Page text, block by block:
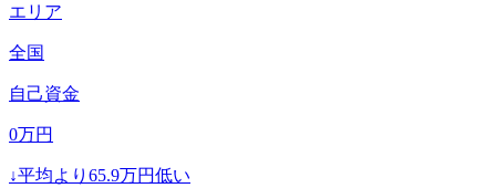
エリア
全国
自己資金
0万円
↓平均より 65.9万円低い